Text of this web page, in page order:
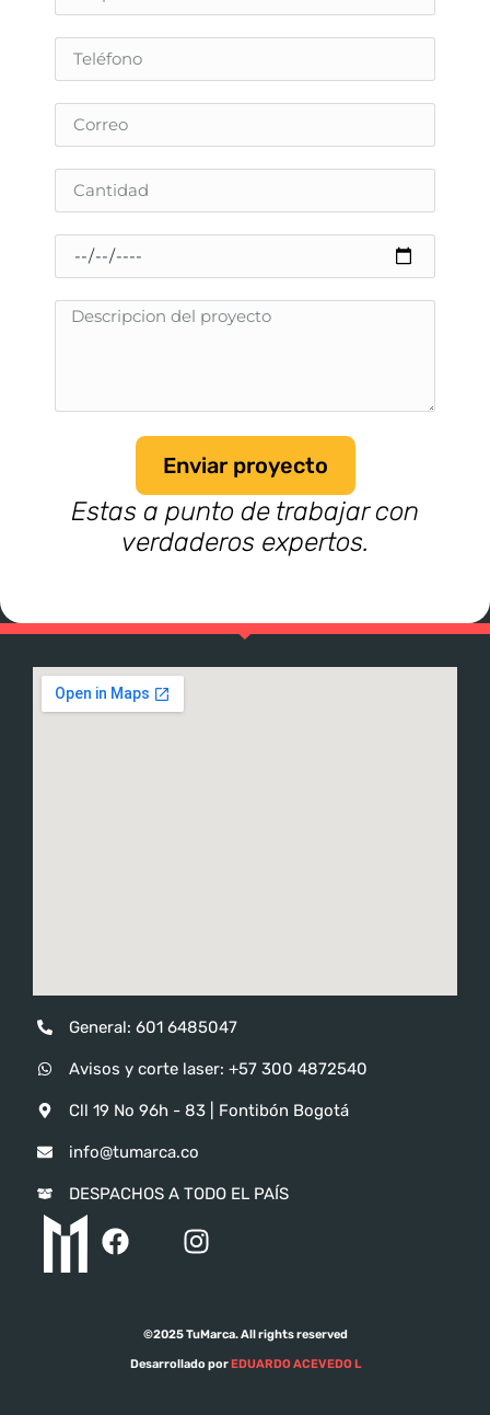
Enviar proyecto
Estas a punto de trabajar con
verdaderos expertos.
General: 601 6485047
Avisos y corte laser: ‪‪+57 300 4872540‬
Cll 19 No 96h - 83 | Fontibón Bogotá
info@tumarca.co
DESPACHOS A TODO EL PAÍS
©2025 TuMarca. All rights reserved
Desarrollado porEDUARDO ACEVEDO L